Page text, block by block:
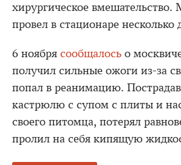
хирургическое
провел в стационаре несколько
6 ноября сообщалось о
получил сильные ожоги из-за
попал в реанимацию.
кастрюлю с супом с плиты и
своего питомца, потерял
пролил на себя кипящую